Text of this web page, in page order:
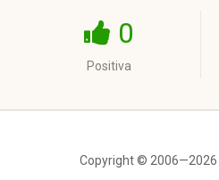
0
Positiva
Copyright © 2006—2026